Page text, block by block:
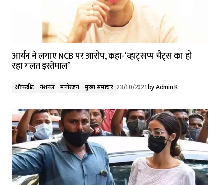
आर्यन ने लगाए NCB पर आरोप, कहा-‘व्हाट्सप्प चैट्स का हो
रहा गलत इस्तेमाल’
ऑफ़बीट नेशनल मनोरंजन मुख्य समाचार 23/10/2021byAdmin K